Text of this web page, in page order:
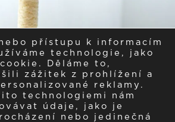
přístupu k informacím
technologie, jako
Děláme to,
zážitek z prohlížení a
reklamy.
technologiemi nám
údaje, jako je
nebo jedinečná